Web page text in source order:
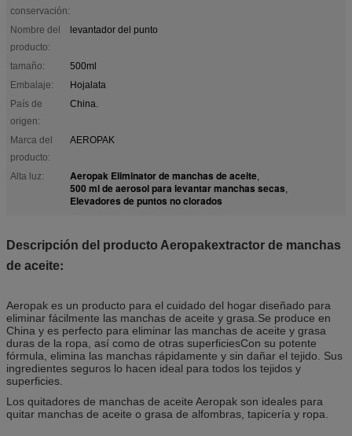
conservación:
Nombre del
producto:
levantador del punto
tamaño:
500ml
Embalaje:
Hojalata
País de
origen:
China.
Marca del
producto:
AEROPAK
Alta luz: Aeropak Eliminator de manchas de aceite,
500 ml de aerosol para levantar manchas secas,
Elevadores de puntos no clorados
Descripción del producto Aeropakextractor de manchas
de aceite:
Aeropak es un producto para el cuidado del hogar diseñado para
eliminar fácilmente las manchas de aceite y grasa.Se produce en
China y es perfecto para eliminar las manchas de aceite y grasa
duras de la ropa, así como de otras superficiesCon su potente
fórmula, elimina las manchas rápidamente y sin dañar el tejido. Sus
ingredientes seguros lo hacen ideal para todos los tejidos y
superficies.
Los quitadores de manchas de aceite Aeropak son ideales para
quitar manchas de aceite o grasa de alfombras, tapicería y ropa.